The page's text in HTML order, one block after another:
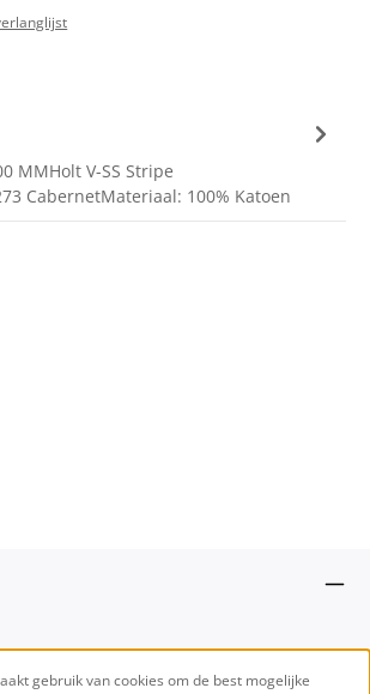
MMHolt V-SS Stripe
CabernetMateriaal: 100% Katoen
gebruik van cookies om de best mogelijke